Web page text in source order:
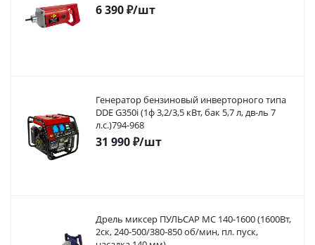
6 390₽/шт
Генератор бензиновый инверторного типа
DDE G350i (1ф 3,2/3,5 кВт, бак 5,7 л, дв-ль 7
л.с.)794-968
31 990₽/шт
Дрель миксер ПУЛЬСАР МС 140-1600 (1600Вт,
2ск, 240-500/380-850 об/мин, пл. пуск,